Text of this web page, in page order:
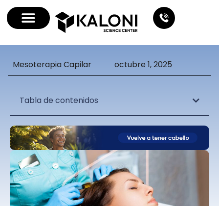
Mesoterapia Capilar octubre 1, 2025
Tabla de contenidos